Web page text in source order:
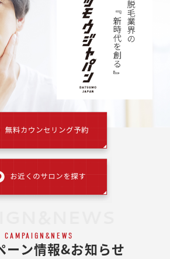
CAMPAIGN&NEWS
ーン情報&お知らせ